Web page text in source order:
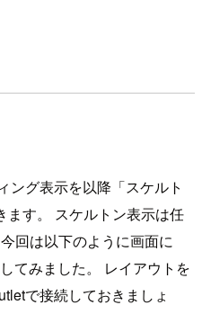
ング表示を以降「スケルト
ます。 スケルトン表示は任
回は以下のように画面に
てみました。 レイアウトを
で接続しておきましょ